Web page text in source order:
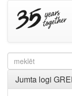
Jumta logi